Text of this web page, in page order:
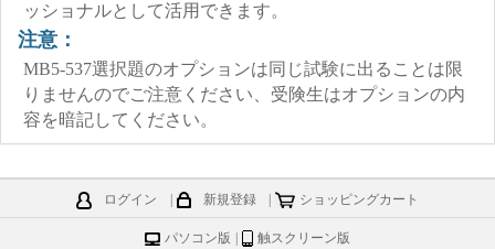
ッショナルとして活用できます。
注意：
MB5-537選択題のオプションは同じ試験に出ることは限
りませんのでご注意ください、受険生はオプションの内
容を暗記してください。
ログイン 新規登録 ショッピングカート
パソコン版 触スクリーン版